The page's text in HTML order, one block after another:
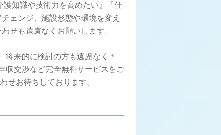
知識や技術力を高めたい』『仕
ェンジ、施設形態や環境を変え
せも遠慮なくお願いします。
将来的に検討の方も遠慮なく＊
収交渉など完全無料サービスをご
せお待ちしております。